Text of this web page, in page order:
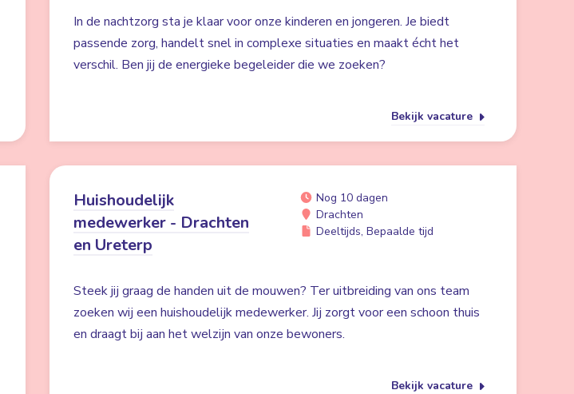
In de nachtzorg sta je klaar voor onze kinderen en jongeren. Je biedt
passende zorg, handelt snel in complexe situaties en maakt écht het
verschil. Ben jij de energieke begeleider die we zoeken?
Bekijk vacature
Huishoudelijk
medewerker - Drachten
en Ureterp
Nog 10 dagen
Drachten
Deeltijds, Bepaalde tijd
Steek jij graag de handen uit de mouwen? Ter uitbreiding van ons team
zoeken wij een huishoudelijk medewerker. Jij zorgt voor een schoon thuis
en draagt bij aan het welzijn van onze bewoners.
Bekijk vacature